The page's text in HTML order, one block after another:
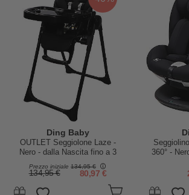
Ding Baby
OUTLET Seggiolone Laze -
Nero - dalla Nascita fino a 3
Prezzo iniziale 134,95 €
134,95 € 80,97 €
360° -